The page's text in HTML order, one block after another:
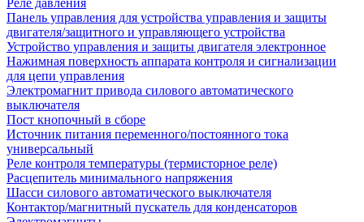
Реле давления
Панель управления для устройства управления и защиты
двигателя/защитного и управляющего устройства
Устройство управления и защиты двигателя электронное
Нажимная поверхность аппарата контроля и сигнализации
для цепи управления
Электромагнит привода силового автоматического
выключателя
Пост кнопочный в сборе
Источник питания переменного/постоянного тока
универсальный
Реле контроля температуры (термисторное реле)
Расцепитель минимального напряжения
Шасси силового автоматического выключателя
Контактор/магнитный пускатель для конденсаторов